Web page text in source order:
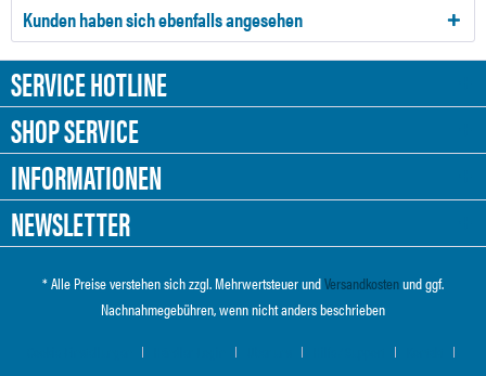
Kunden haben sich ebenfalls angesehen
SERVICE HOTLINE
SHOP SERVICE
INFORMATIONEN
NEWSLETTER
* Alle Preise verstehen sich zzgl. Mehrwertsteuer undVersandkostenund ggf.
Nachnahmegebühren, wenn nicht anders beschrieben